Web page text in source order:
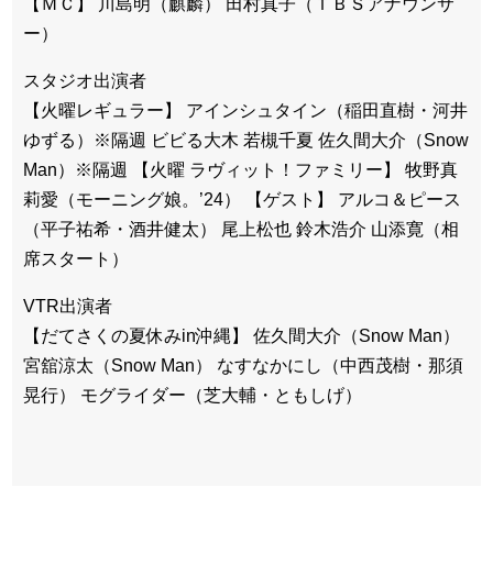
【ＭＣ】 川島明（麒麟） 田村真子（ＴＢＳアナウンサ
ー）
スタジオ出演者
【火曜レギュラー】 アインシュタイン（稲田直樹・河井
ゆずる）※隔週 ビビる大木 若槻千夏 佐久間大介（Snow
Man）※隔週 【火曜 ラヴィット！ファミリー】 牧野真
莉愛（モーニング娘。’24） 【ゲスト】 アルコ＆ピース
（平子祐希・酒井健太） 尾上松也 鈴木浩介 山添寛（相
席スタート）
VTR出演者
【だてさくの夏休みin沖縄】 佐久間大介（Snow Man）
宮舘涼太（Snow Man） なすなかにし（中西茂樹・那須
晃行） モグライダー（芝大輔・ともしげ）